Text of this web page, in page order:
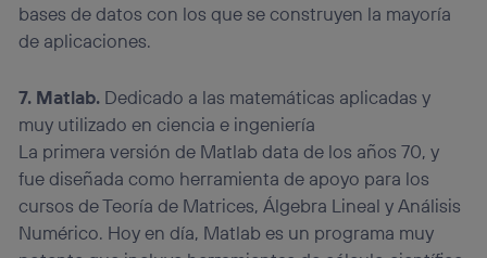
bases de datos con los que se construyen la mayoría
de aplicaciones.
7. Matlab. Dedicado a las matemáticas aplicadas y
muy utilizado en ciencia e ingeniería
La primera versión de Matlab data de los años 70, y
fue diseñada como herramienta de apoyo para los
cursos de Teoría de Matrices, Álgebra Lineal y Análisis
Numérico. Hoy en día, Matlab es un programa muy